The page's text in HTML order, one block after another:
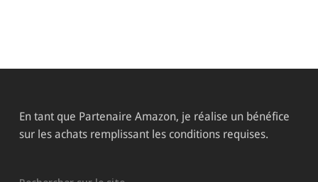
En tant que Partenaire Amazon, je réalise un bénéfice
sur les achats remplissant les conditions requises.